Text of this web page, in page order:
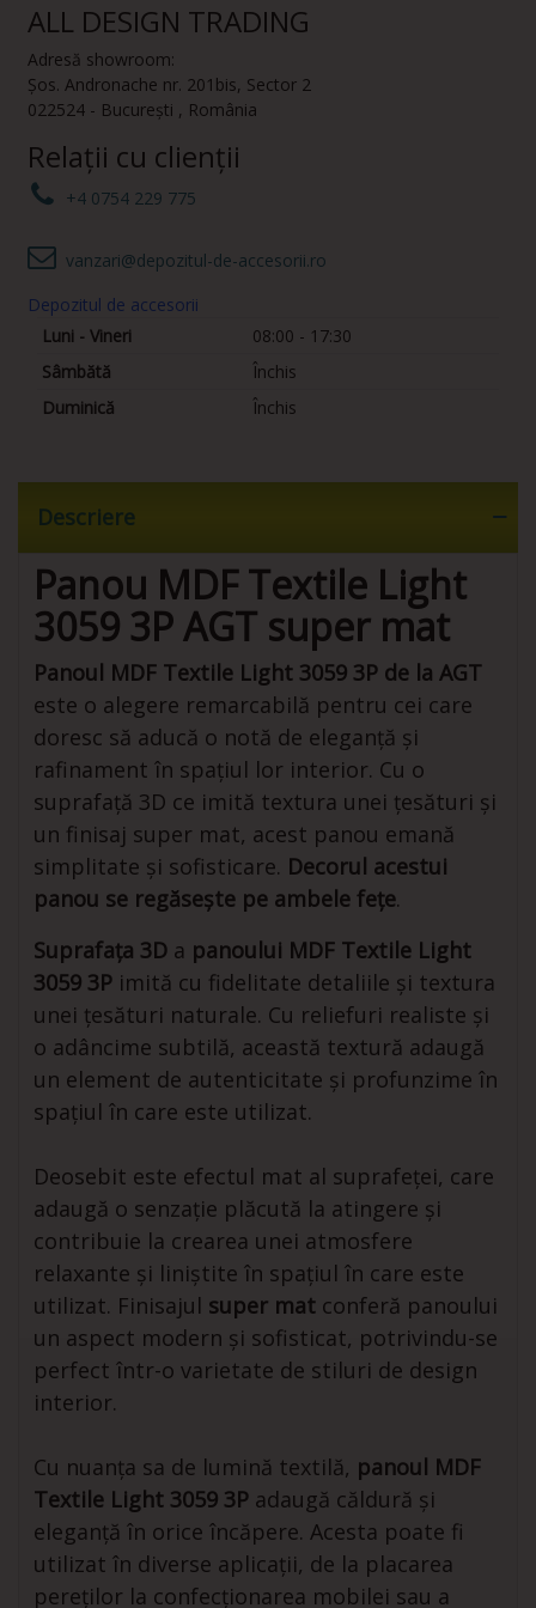
ALL DESIGN TRADING
Adresă showroom:
Șos. Andronache nr. 201bis, Sector 2
022524 - București , România
Relații cu clienții
+4 0754 229 775
vanzari@depozitul-de-accesorii.ro
Depozitul de accesorii
Luni - Vineri
08:00 - 17:30
Sâmbătă
Închis
Duminică
Închis
Descriere
Panou MDF Textile Light
3059 3P AGT super mat
Panoul MDF Textile Light 3059 3P de la AGT
este o alegere remarcabilă pentru cei care
doresc să aducă o notă de eleganță și
rafinament în spațiul lor interior. Cu o
suprafață 3D ce imită textura unei țesături și
un finisaj super mat, acest panou emană
simplitate și sofisticare. Decorul acestui
panou se regăsește pe ambele fețe.
Suprafața 3D a panoului MDF Textile Light
3059 3P imită cu fidelitate detaliile și textura
unei țesături naturale. Cu reliefuri realiste și
o adâncime subtilă, această textură adaugă
un element de autenticitate și profunzime în
spațiul în care este utilizat.
Deosebit este efectul mat al suprafeței, care
adaugă o senzație plăcută la atingere și
contribuie la crearea unei atmosfere
relaxante și liniștite în spațiul în care este
utilizat. Finisajul super mat conferă panoului
un aspect modern și sofisticat, potrivindu-se
perfect într-o varietate de stiluri de design
interior.
Cu nuanța sa de lumină textilă, panoul MDF
Textile Light 3059 3P adaugă căldură și
eleganță în orice încăpere. Acesta poate fi
utilizat în diverse aplicații, de la placarea
pereților la confecționarea mobilei sau a